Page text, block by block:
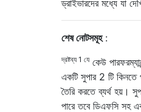
ড্রাইভারদের মধ্যে যা
শেষ নোটসমূহ:
দ্রষ্টব্য 1 যেকেউ
একটি সুপার 2 টি কিনতে
তৈরি করতে ব্যর্থ হয়।
পারে তবে ডিএফসি সহ